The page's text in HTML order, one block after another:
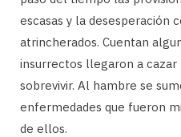
escasas y la desesperación
atrincherados. Cuentan
insurrectos llegaron a
sobrevivir. Al hambre se
enfermedades que fueron
de ellos.